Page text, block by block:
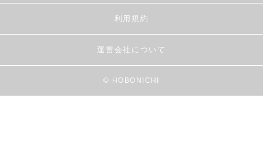
利用規約
運営会社について
© HOBONICHI